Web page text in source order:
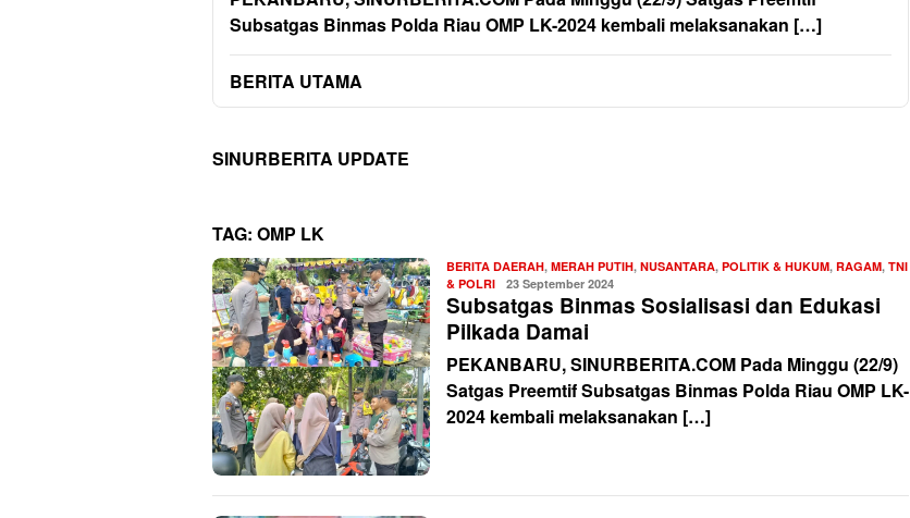
Subsatgas Binmas Polda Riau OMP LK-2024 kembali melaksanakan […]
BERITA UTAMA
SINURBERITA UPDATE
TAG: OMP LK
BERITA DAERAH, MERAH PUTIH, NUSANTARA, POLITIK & HUKUM, RAGAM, TNI
& POLRI Redaksi
23 September 2024
Subsatgas Binmas Sosialisasi dan Edukasi
Pilkada Damai
PEKANBARU, SINURBERITA.COM Pada Minggu (22/9)
Satgas Preemtif Subsatgas Binmas Polda Riau OMP LK-
2024 kembali melaksanakan […]